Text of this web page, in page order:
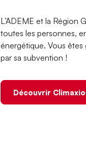
L’ADEME et la Région
toutes les personnes,
énergétique. Vous êtes
par sa subvention !
Découvrir